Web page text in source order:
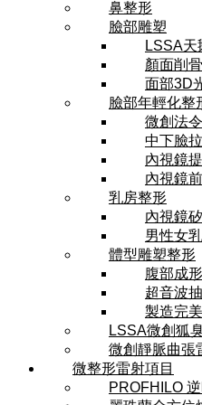
鼻整形
臉部雕塑
LSSA天
顏面削
面部3D
臉部年輕化整
微創法
中下臉
內視鏡
內視鏡
乳房整形
內視鏡
男性女
體型雕塑整形
腹部成
超音波
製造完
LSSA微創狐
微創靜脈曲張
微整形雷射項目
PROFHILO